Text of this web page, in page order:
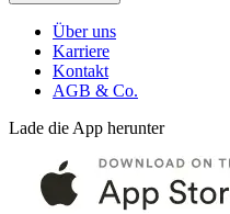
Über uns
Karriere
Kontakt
AGB & Co.
Lade die App herunter